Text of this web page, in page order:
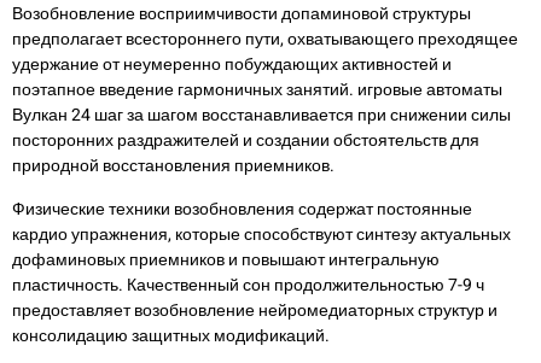
Возобновление восприимчивости допаминовой структуры
предполагает всестороннего пути, охватывающего преходящее
удержание от неумеренно побуждающих активностей и
поэтапное введение гармоничных занятий. игровые автоматы
Вулкан 24 шаг за шагом восстанавливается при снижении силы
посторонних раздражителей и создании обстоятельств для
природной восстановления приемников.
Физические техники возобновления содержат постоянные
кардио упражнения, которые способствуют синтезу актуальных
дофаминовых приемников и повышают интегральную
пластичность. Качественный сон продолжительностью 7-9 ч
предоставляет возобновление нейромедиаторных структур и
консолидацию защитных модификаций.